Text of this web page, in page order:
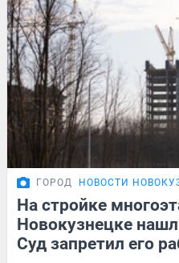
ГОРОД НОВОСТИ
На стройке
Новокузнецке
Суд запретил его